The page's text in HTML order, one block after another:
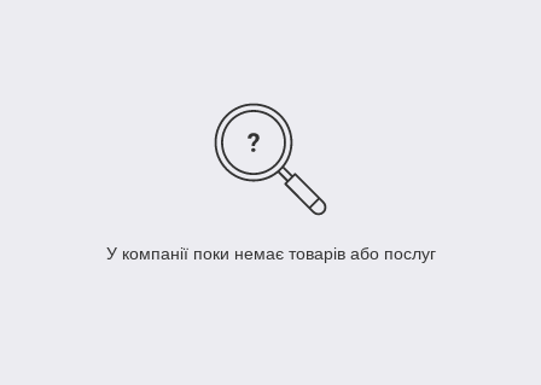
У компанії поки немає товарів або послуг